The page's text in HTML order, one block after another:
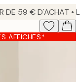
AFFICHES*